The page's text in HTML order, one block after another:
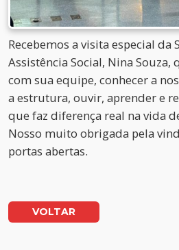
Recebemos a visita especial da
Assistência Social, Nina
com sua equipe, conhecer a
a estrutura, ouvir, aprender e
que faz diferença real na vida
Nosso muito obrigada pela
portas abertas.
VOLTAR